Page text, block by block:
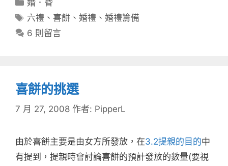
類
婚．昏
標
籤
六禮 、喜餅 、婚禮 、婚禮籌備
6 則留言
喜餅的挑選
7 月 27, 2008 作者: PipperL
由於喜餅主要是由女方所發放，在3.2提親的目的中
有提到，提親時會討論喜餅的預計發放的數量(要視